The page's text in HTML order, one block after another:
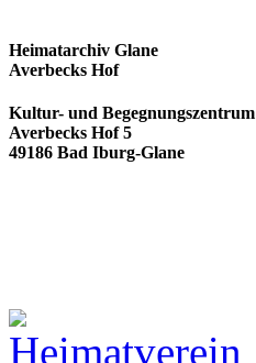
Heimatarchiv Glane
Averbecks Hof
Kultur- und Begegnungszentrum
Averbecks Hof 5
49186 Bad Iburg-Glane